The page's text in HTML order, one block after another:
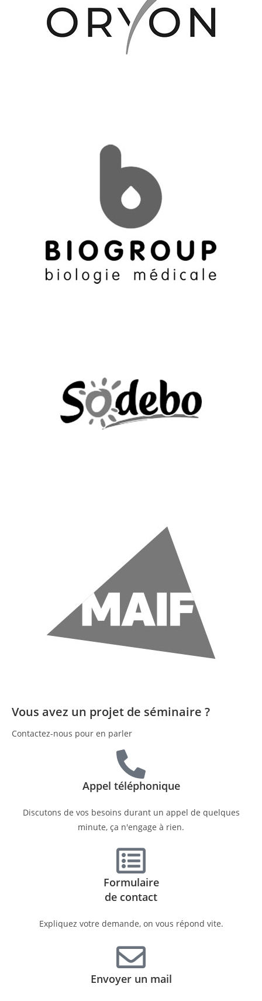
Vous avez un projet de séminaire ?
Contactez-nous pour en parler
Appel téléphonique
Discutons de vos besoins durant un appel de quelques
minute, ça n'engage à rien.
Formulaire
de contact
Expliquez votre demande, on vous répond vite.
Envoyer un mail